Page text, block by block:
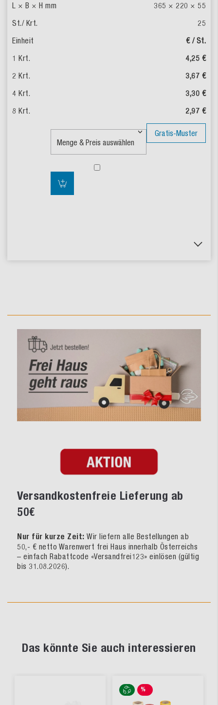
365 × 220 × 55
25
€ / St.
4,25 €
3,67 €
3,30 €
2,97 €
Gratis-Muster
Versandkostenfreie Lieferung ab
50€
Nur für kurze Zeit: Wir liefern alle Bestellungen ab
50,- € netto Warenwert frei Haus innerhalb Österreichs
– einfach Rabattcode «Versandfrei123» einlösen (gültig
bis 31.08.2026).
Das könnte Sie auch interessieren
%
SALE